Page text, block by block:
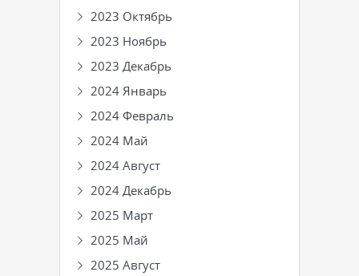
2023 Октябрь
2023 Ноябрь
2023 Декабрь
2024 Январь
2024 Февраль
2024 Май
2024 Август
2024 Декабрь
2025 Март
2025 Май
2025 Август